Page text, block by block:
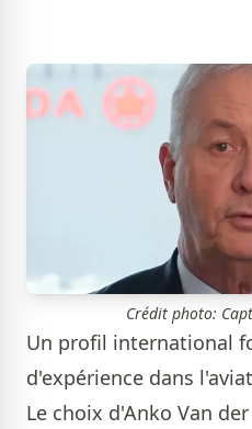
Crédit photo:
Un profil international
d'expérience dans
Le choix d'Anko Van